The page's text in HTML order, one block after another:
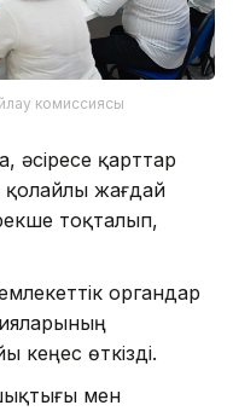
комиссиясы
әсіресе қарттар
қолайлы жағдай
тоқталып,
органдар
кеңес өткізді.
мен